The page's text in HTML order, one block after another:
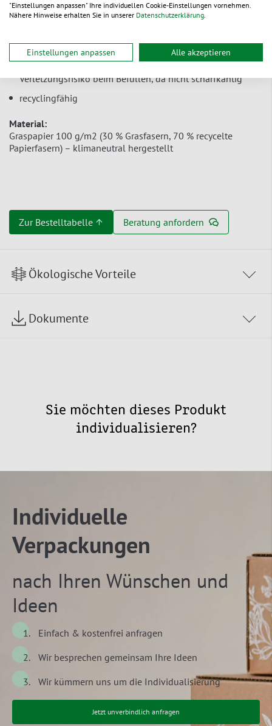
Seitenfalte und stabilen, mehrfach geklebten Blockboden
Dokumententaschen
Zackenschnitt an der Öffnung – minimiert
Verletzungsrisiko beim Befüllen, da nicht scharfkantig
recyclingfähig
Material:
Graspapier 100 g/m2 (30 % Grasfasern, 70 % recycelte
Papierfasern) – klimaneutral hergestellt
Zur Bestelltabelle ↑ Beratung anfordern
Ökologische Vorteile
Dokumente
Sie möchten dieses Produkt
individualisieren?
Individuelle
Verpackungen
nach Ihren Wünschen und
Ideen
Einfach & kostenfrei anfragen
Wir besprechen gemeinsam Ihre Ideen
Wir kümmern uns um die Individualisierung
Jetzt unverbindlich anfragen
"Einstellungen anpassen" Ihre individuellen Cookie-Einstellungen vornehmen.
Nähere Hinweise erhalten Sie in unserer Datenschutzerklärung.
Einstellungen anpassen Alle akzeptieren